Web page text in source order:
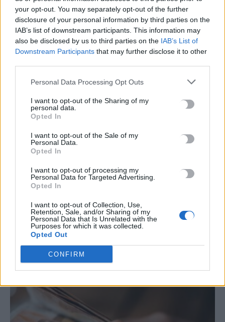
your opt-out. You may separately opt-out of the further
disclosure of your personal information by third parties on the
IAB’s list of downstream participants. This information may
also be disclosed by us to third parties on the IAB’s List of
Downstream Participants that may further disclose it to other
Personal Data Processing Opt Outs
I want to opt-out of the Sharing of my
personal data.
Opted In
I want to opt-out of the Sale of my
Personal Data.
Opted In
I want to opt-out of processing my
Personal Data for Targeted Advertising.
Opted In
I want to opt-out of Collection, Use,
Retention, Sale, and/or Sharing of my
Personal Data that Is Unrelated with the
Purposes for which it was collected.
Opted Out
CONFIRM
7 Αυγούστου, 2026
Το Ελληνικό Μεσογειακό Πανεπιστήμιο εκδίδει ηλεκτρονικά
τα Πρακτικά του Διεπιστημονικού Συνεδρίου «Ρένα
Κυριακού»
ΔΕΕΠ (ΝΟΔΕ) Ηρακλείου: Με έργα η κυβέρνηση Μητσοτάκη
οδηγεί την Κρήτη στο μέλλον
TRENDING
ΚΑΠΝΙΣΜΑ
ΣΧΕΤΙΚΆ ΆΡΘΡΑ